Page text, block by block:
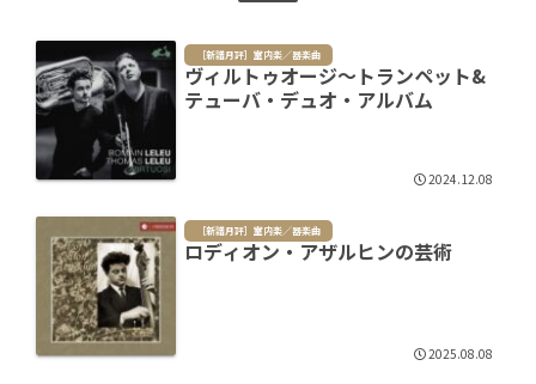
［新譜月評］室内楽／器楽曲
ヴィルトゥオージ～トランペット&
テューバ・デュオ・アルバム
2024.12.08
［新譜月評］室内楽／器楽曲
ロディオン・アザルヒンの芸術
2025.08.08